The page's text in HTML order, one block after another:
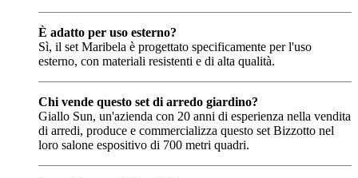
È adatto per uso esterno?
Sì, il set Maribela è progettato specificamente per l'uso
esterno, con materiali resistenti e di alta qualità.
Chi vende questo set di arredo giardino?
Giallo Sun, un'azienda con 20 anni di esperienza nella vendita
di arredi, produce e commercializza questo set Bizzotto nel
loro salone espositivo di 700 metri quadri.